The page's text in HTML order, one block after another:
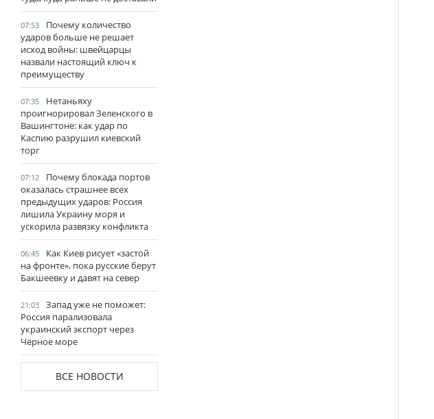
07:53
Почему количество
ударов больше не решает
исход войны: швейцарцы
назвали настоящий ключ к
преимуществу
07:35
Нетаньяху
проигнорировал Зеленского в
Вашингтоне: как удар по
Каспию разрушил киевский
торг
07:12
Почему блокада портов
оказалась страшнее всех
предыдущих ударов: Россия
лишила Украину моря и
ускорила развязку конфликта
06:45
Как Киев рисует «застой
на фронте», пока русские берут
Бакшеевку и давят на север
21:03
Запад уже не поможет:
Россия парализовала
украинский экспорт через
Чёрное море
ВСЕ НОВОСТИ